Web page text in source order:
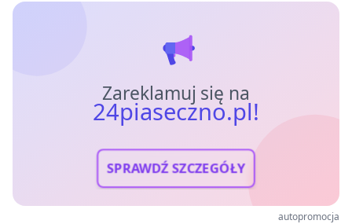
Zareklamuj się na
24piaseczno.pl!
SPRAWDŹ SZCZEGÓŁY
autopromocja